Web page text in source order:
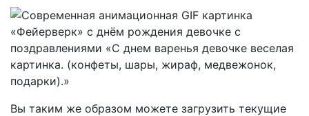
Вы таким же образом можете загрузить текущие